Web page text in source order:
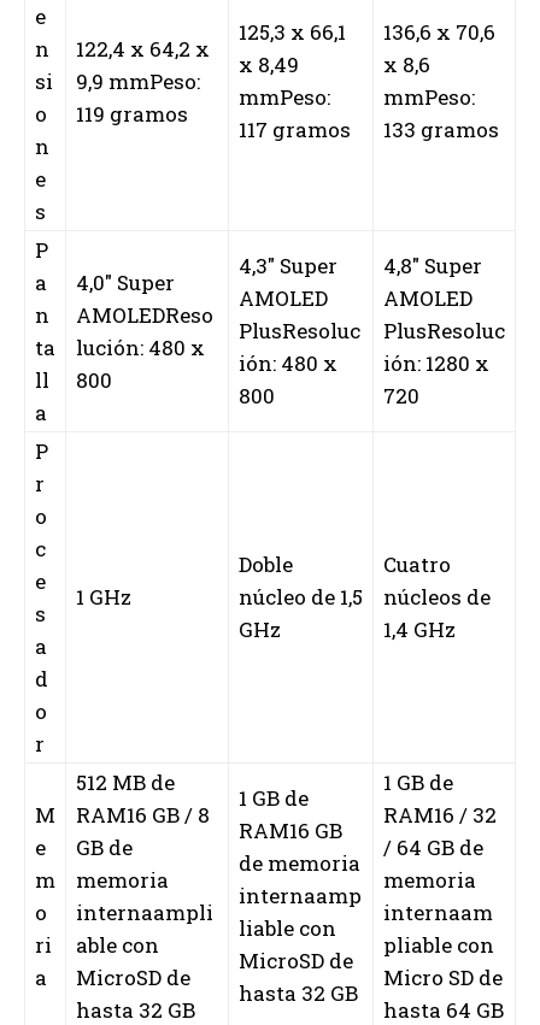
e
n
si
o
n
e
s
122,4 x 64,2 x
9,9 mmPeso:
119 gramos
125,3 x 66,1
x 8,49
mmPeso:
117 gramos
136,6 x 70,6
x 8,6
mmPeso:
133 gramos
P
a
n
ta
ll
a
4,0″ Super
AMOLEDReso
lución: 480 x
800
4,3″ Super
AMOLED
PlusResoluc
ión: 480 x
800
4,8″ Super
AMOLED
PlusResoluc
ión: 1280 x
720
P
r
o
c
e
s
a
d
o
r
1 GHz
Doble
núcleo de 1,5
GHz
Cuatro
núcleos de
1,4 GHz
M
e
m
o
ri
a
512 MB de
RAM16 GB / 8
GB de
memoria
internaampli
able con
MicroSD de
hasta 32 GB
1 GB de
RAM16 GB
de memoria
internaamp
liable con
MicroSD de
hasta 32 GB
1 GB de
RAM16 / 32
/ 64 GB de
memoria
internaam
pliable con
Micro SD de
hasta 64 GB